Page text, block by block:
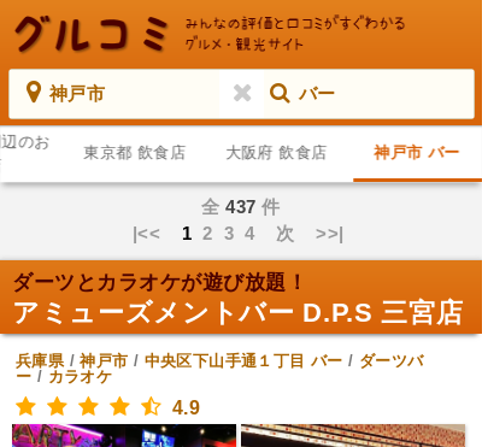
神戸市 バー
のお
東京都 飲食店 大阪府 飲食店 神戸市 バー
全437 件
|<< 12 3 4 次 >>|
ダーツとカラオケが遊び放題！
アミューズメントバー D.P.S 三宮店
兵庫県/神戸市 / 中央区下山手通１丁目 バー / ダーツバ
ー / カラオケ
4.9